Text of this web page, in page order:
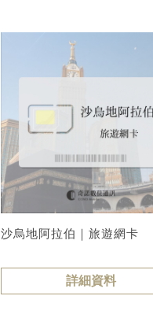
沙烏地阿拉伯｜旅遊網卡
詳細資料